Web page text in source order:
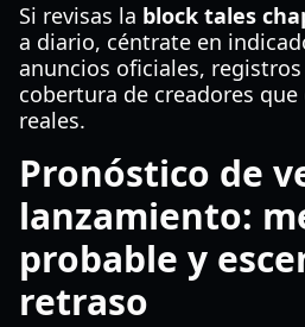
Si revisas la block tales
a diario, céntrate en
anuncios oficiales,
cobertura de creadores
reales.
Pronóstico de
lanzamiento:
probable y
retraso